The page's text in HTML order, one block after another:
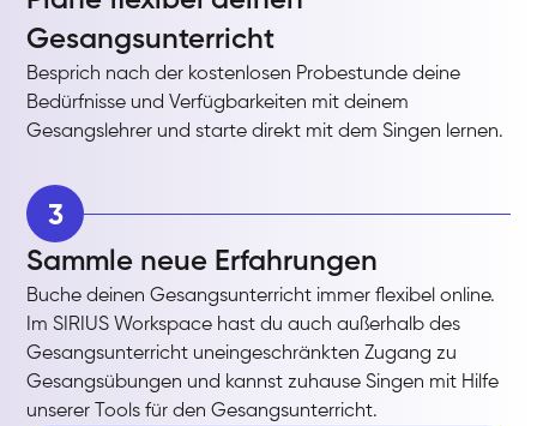
Gesangsunterricht
Besprich nach der kostenlosen Probestunde deine
Bedürfnisse und Verfügbarkeiten mit deinem
Gesangslehrer und starte direkt mit dem Singen lernen.
3
Sammle neue Erfahrungen
Buche deinen Gesangsunterricht immer flexibel online.
Im SIRIUS Workspace hast du auch außerhalb des
Gesangsunterricht uneingeschränkten Zugang zu
Gesangsübungen und kannst zuhause Singen mit Hilfe
unserer Tools für den Gesangsunterricht.